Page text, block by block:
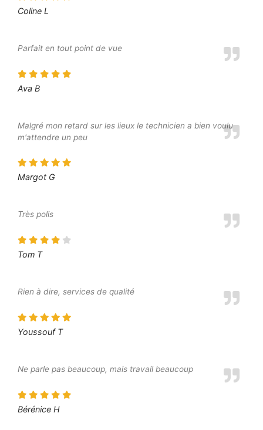
Coline L
Parfait en tout point de vue
Ava B
Malgré mon retard sur les lieux le technicien a bien voulu
m'attendre un peu
Margot G
Très polis
Tom T
Rien à dire, services de qualité
Youssouf T
Ne parle pas beaucoup, mais travail beaucoup
Bérénice H